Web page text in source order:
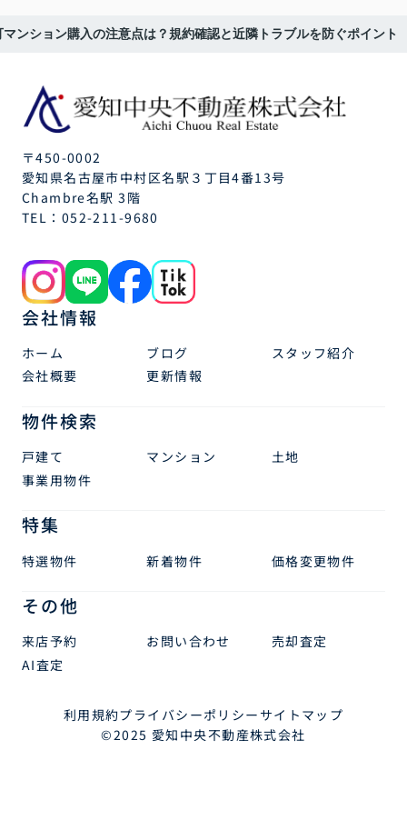
マンション購入の注意点は？規約確認と近隣トラブルを防ぐポイント
〒450-0002
愛知県名古屋市中村区名駅３丁目4番13号
Chambre名駅 3階
TEL： 052-211-9680
会社情報
ホーム ブログ
スタッフ紹介
会社概要
更新情報
物件検索
戸建て マンション
土地
事業用物件
特集
特選物件 新着物件 価格変更物件
その他
来店予約 お問い合わせ
売却査定
AI査定
利用規約プライバシーポリシーサイトマップ
©2025 愛知中央不動産株式会社